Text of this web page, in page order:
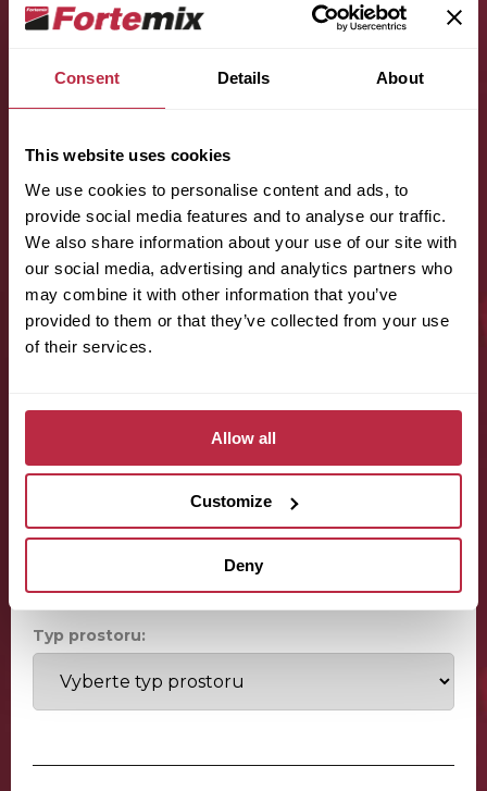
Consent Details About
This website uses cookies
We use cookies to personalise content and ads, to
provide social media features and to analyse our traffic.
We also share information about your use of our site with
our social media, advertising and analytics partners who
may combine it with other information that you’ve
provided to them or that they’ve collected from your use
of their services.
Allow all
Customize
Deny
Příjmení (povinné):
E-mail (povinné):
Odhadovaná plocha místnosti:
Typ prostoru: